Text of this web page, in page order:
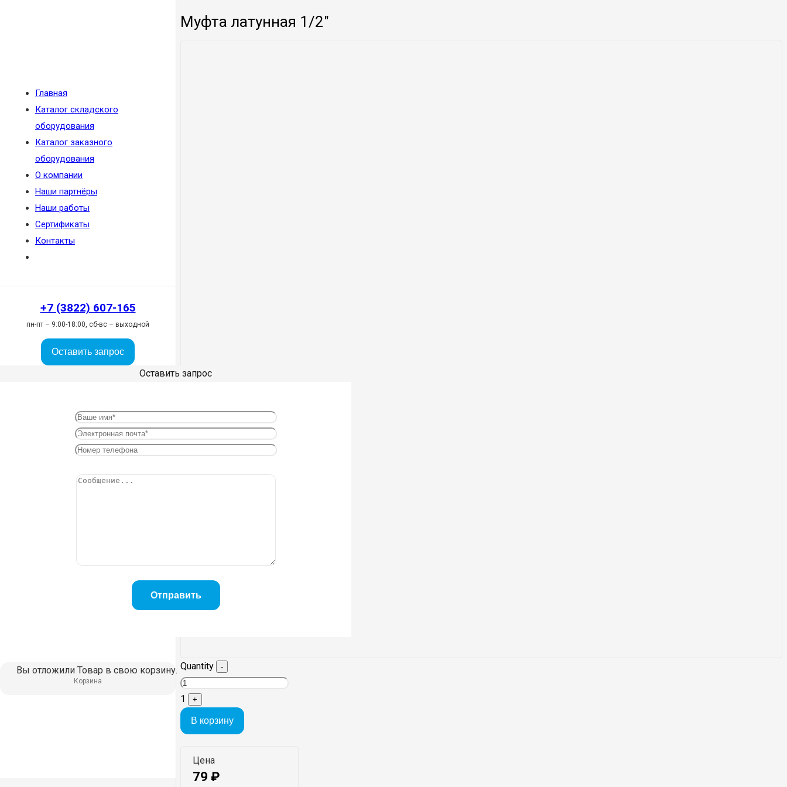
Главная
Каталог складского
оборудования
Каталог заказного
оборудования
О компании
Наши партнёры
Наши работы
Сертификаты
Контакты
+7 (3822) 607-165
пн-пт – 9:00-18:00, сб-вс – выходной
Оставить запрос
Оставить запрос
Вы отложили Товар в свою корзину.
Корзина
Муфта латунная 1/2″
Quantity -
1 +
В корзину
Цена
79 ₽